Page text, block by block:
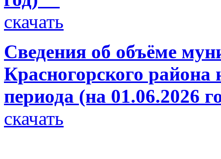
скачать
Сведения об объёме
Красногорского района
периода (на 01.06.2026
скачать